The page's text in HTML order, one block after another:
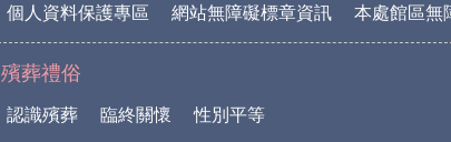
個人資料保護專區 網站無障礙標章資訊 本處館區無
殯葬禮俗
認識殯葬 臨終關懷 性別平等